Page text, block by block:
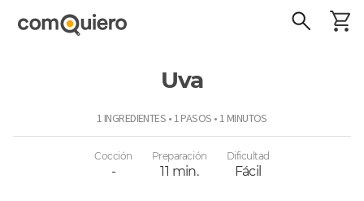
Uva
1 INGREDIENTES • 1 PASOS • 1 MINUTOS
Cocción
-
Preparación
11 min.
Dificultad
Fácil